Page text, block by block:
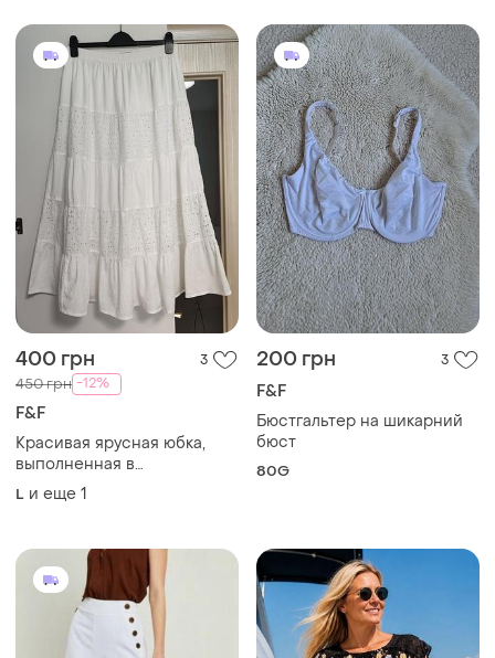
400 грн 3
450 грн -12%
F&F
Красивая ярусная юбка,
выполненная в
романтичном летнем стиле
бохо, от бренда f&amp;f🤍🤍
L и еще 1
200 грн 3
F&F
Бюстгальтер на шикарний
бюст
80G